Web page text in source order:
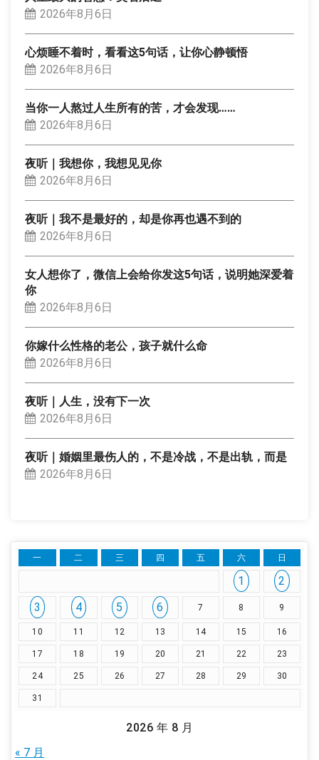
2026年8月6日
心烦睡不着时，看看这5句话，让你心静顿悟
2026年8月6日
当你一人熬过人生所有的苦，才会发现……
2026年8月6日
夜听｜我想你，我想见见你
2026年8月6日
夜听｜我不是最好的，却是你再也遇不到的
2026年8月6日
女人想你了，微信上会给你发这5句话，说明她深爱着
你
2026年8月6日
你嫁什么性格的老公，孩子就什么命
2026年8月6日
夜听｜人生，没有下一次
2026年8月6日
夜听｜婚姻里最伤人的，不是冷战，不是出轨，而是
2026年8月6日
2026 年 8 月
一 二 三 四 五 六 日
1
2
3
4 5 6 7 8 9
10 11 12 13 14 15 16
17 18 19 20 21 22 23
24 25 26 27 28 29 30
31
« 7 月